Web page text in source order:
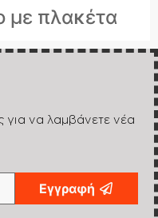
με πλακέτα
για να λαμβάνετε νέα
Εγγραφή